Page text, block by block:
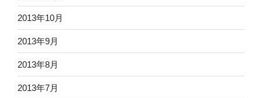
2013年10月
2013年9月
2013年8月
2013年7月